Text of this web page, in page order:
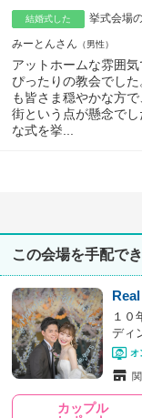
結婚式した 挙式会場
みーとんさん 男性
アットホームな雰囲
ぴったりの教会でし
も皆さま穏やかな方
街という点が懸念で
な式を挙...
この会場を手配で
１０
ディ
オ
カップル